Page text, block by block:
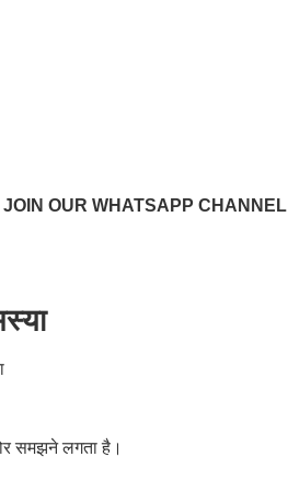
JOIN OUR WHATSAPP CHANNEL
समझने लगता है।